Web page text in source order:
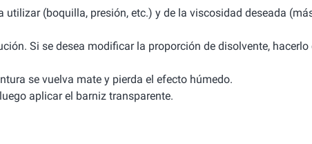
(boquilla, presión, etc.) y de la viscosidad deseada
Si se desea modificar la proporción de disolvente, hacerlo
se vuelva mate y pierda el efecto húmedo.
aplicar el barniz transparente.